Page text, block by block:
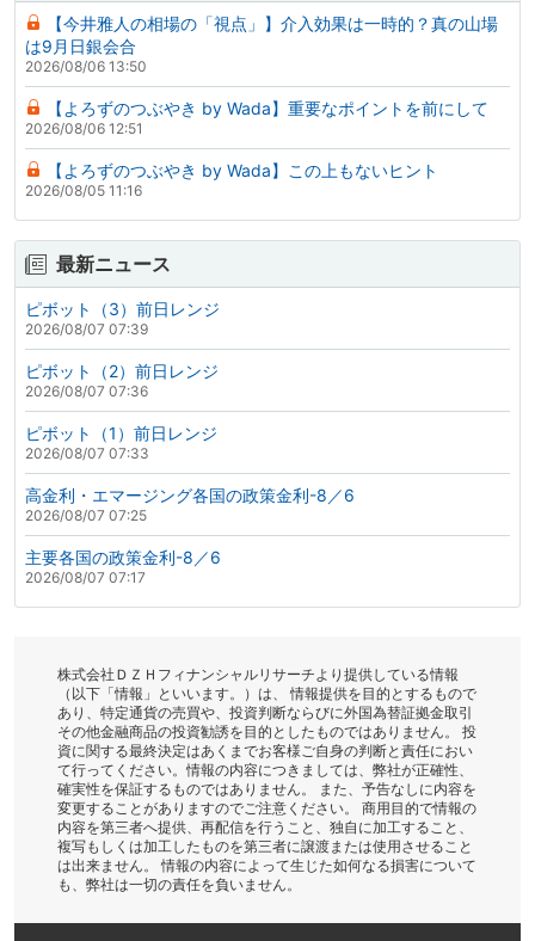
【今井雅人の相場の「視点」】介入効果は一時的？真の山場
は9月日銀会合
2026/08/06 13:50
【よろずのつぶやき by Wada】重要なポイントを前にして
2026/08/06 12:51
【よろずのつぶやき by Wada】この上もないヒント
2026/08/05 11:16
最新ニュース
ピボット（3）前日レンジ
2026/08/07 07:39
ピボット（2）前日レンジ
2026/08/07 07:36
ピボット（1）前日レンジ
2026/08/07 07:33
高金利・エマージング各国の政策金利-8／6
2026/08/07 07:25
主要各国の政策金利-8／6
2026/08/07 07:17
株式会社ＤＺＨフィナンシャルリサーチより提供している情報
（以下「情報」といいます。）は、 情報提供を目的とするもので
あり、特定通貨の売買や、投資判断ならびに外国為替証拠金取引
その他金融商品の投資勧誘を目的としたものではありません。 投
資に関する最終決定はあくまでお客様ご自身の判断と責任におい
て行ってください。情報の内容につきましては、弊社が正確性、
確実性を保証するものではありません。 また、予告なしに内容を
変更することがありますのでご注意ください。 商用目的で情報の
内容を第三者へ提供、再配信を行うこと、独自に加工すること、
複写もしくは加工したものを第三者に譲渡または使用させること
は出来ません。 情報の内容によって生じた如何なる損害について
も、弊社は一切の責任を負いません。